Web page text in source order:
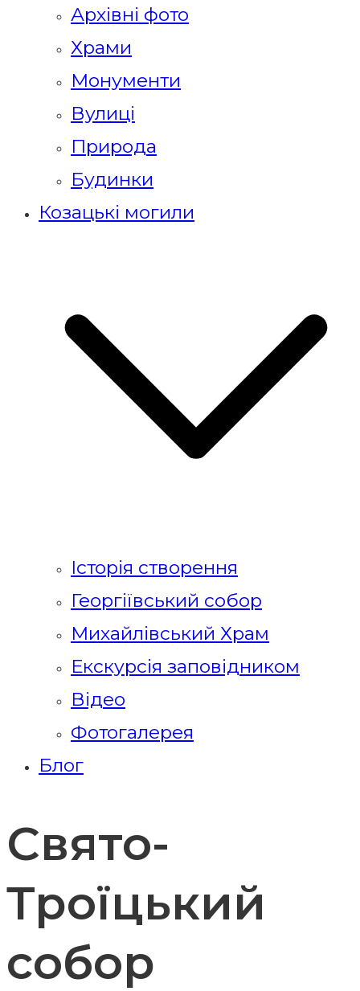
Архівні фото
Храми
Монументи
Вулиці
Природа
Будинки
Козацькі могили
Історія створення
Георгіївський собор
Михайлівський Храм
Екскурсія заповідником
Відео
Фотогалерея
Блог
Свято-
Троїцький
собор